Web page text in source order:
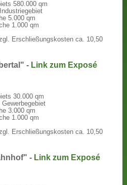
580.000 qm
5.000 qm
1.000 qm
Erschließungskosten ca. 10,50
- Link zum Exposé
30.000 qm
3.000 qm
1.000 qm
Erschließungskosten ca. 10,50
- Link zum Exposé